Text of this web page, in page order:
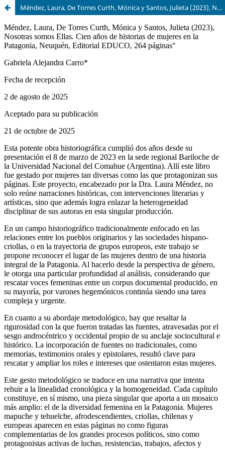
Méndez, Laura, De Torres Curth, Mónica y Santos, Julieta (2023), Nosotras somos Ellas. Cien años de historias de mujeres en la Patagonia, Neuquén, Editorial EDUCO, 264 páginas